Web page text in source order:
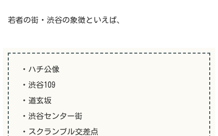
若者の街・渋谷の象徴といえば、
・ハチ公像
・渋谷109
・道玄坂
・渋谷センター街
・スクランブル交差点